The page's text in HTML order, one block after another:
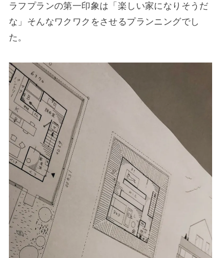
ラフプランの第一印象は「楽しい家になりそうだ
な」そんなワクワクをさせるプランニングでし
た。